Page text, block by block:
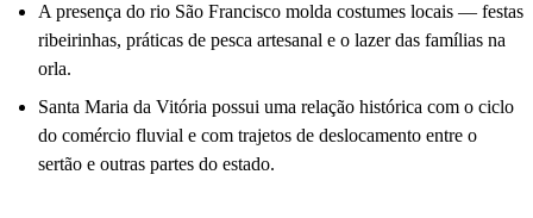
A presença do rio São Francisco molda costumes locais — festas
ribeirinhas, práticas de pesca artesanal e o lazer das famílias na
orla.
Santa Maria da Vitória possui uma relação histórica com o ciclo
do comércio fluvial e com trajetos de deslocamento entre o
sertão e outras partes do estado.